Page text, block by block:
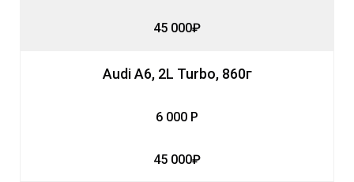
45 000₽
Audi A6, 2L Turbo, 860г
6 000 Р
45 000₽